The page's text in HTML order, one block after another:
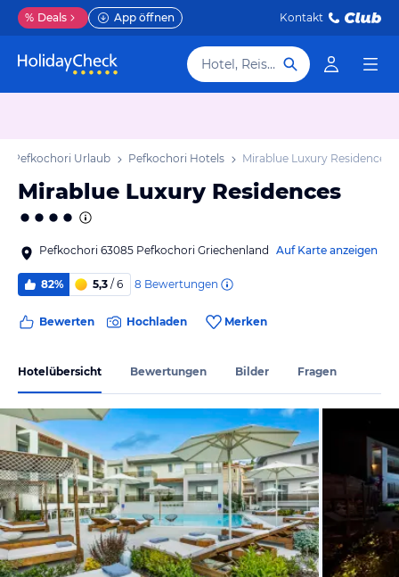
% Deals App öffnen Kontakt
Hotel, Reiseziel
Pefkochori Urlaub Pefkochori Hotels Mirablue Luxury Residences
Mirablue Luxury Residences
Pefkochori 63085 Pefkochori Griechenland Auf Karte anzeigen
82% 5,3 / 6 8 Bewertungen
Bewerten Hochladen Merken
Hotelübersicht Bewertungen Bilder Fragen